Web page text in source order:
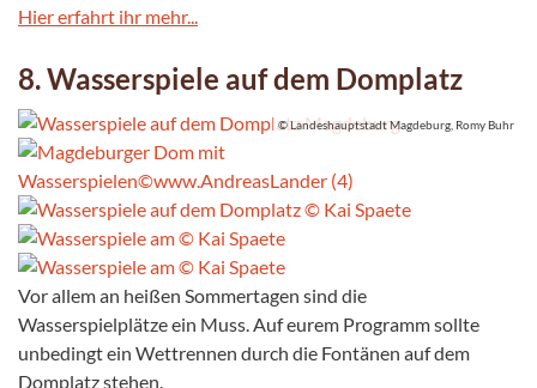
Hier erfahrt ihr mehr...
8. Wasserspiele auf dem Domplatz
© Landeshauptstadt Magdeburg, Romy Buhr
Vor allem an heißen Sommertagen sind die
Wasserspielplätze ein Muss. Auf eurem Programm sollte
unbedingt ein Wettrennen durch die Fontänen auf dem
Domplatz stehen.